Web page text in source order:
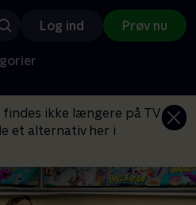
Log ind Prøv nu
ikke længere på TV
et alternativ her i